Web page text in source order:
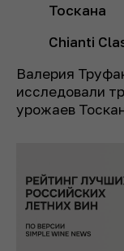
Тоскана
Chianti
Валерия
исследовали
урожаев